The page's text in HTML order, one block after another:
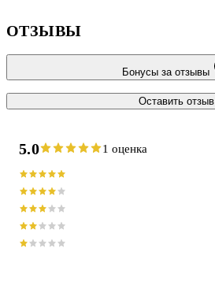
ОТЗЫВЫ
Бонусы за отзывы
Оставить отзыв
5.0 1 оценка